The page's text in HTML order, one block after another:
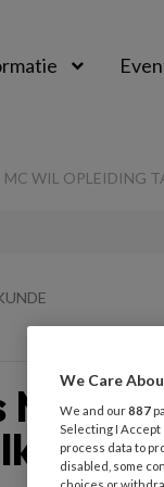
MC WIL OPLEIDING
MCWe Care
We and our887
Selecting I
process data to
disabled, some